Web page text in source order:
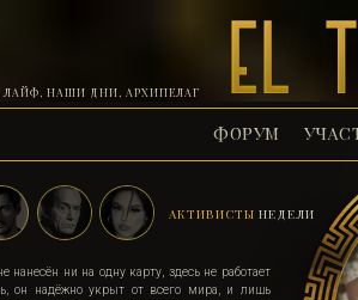
ЛАЙФ, НАШИ ДНИ, АРХИПЕЛАГ
нанесён ни на одну карту, здесь не работает
он надёжно укрыт от всего мира, и лишь
АКТИВИСТЫ НЕДЕЛИ
ФОРУМ